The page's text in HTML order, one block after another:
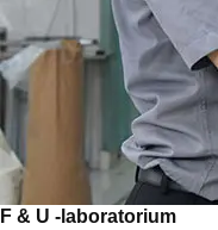
F & U -laboratorium